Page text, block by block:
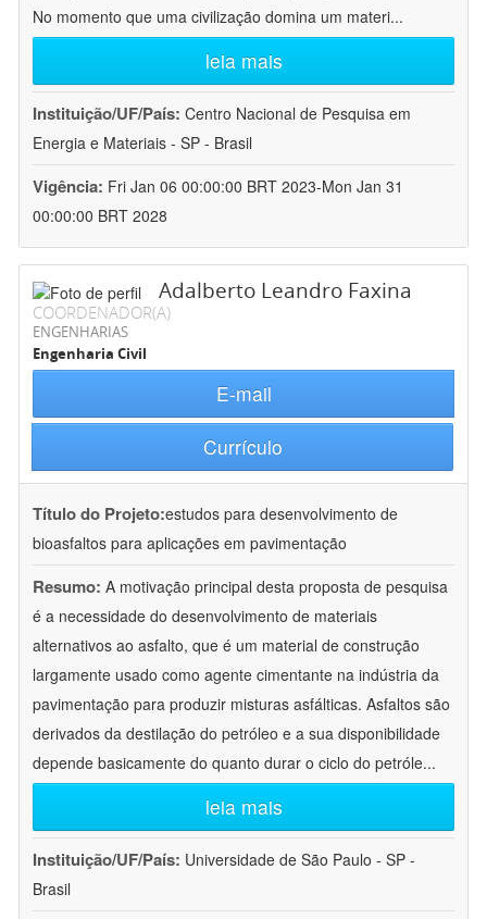
No momento que uma civilização domina um materi...
leia mais
Instituição/UF/País: Centro Nacional de Pesquisa em
Energia e Materiais - SP - Brasil
Vigência: Fri Jan 06 00:00:00 BRT 2023-Mon Jan 31
00:00:00 BRT 2028
Adalberto Leandro Faxina
COORDENADOR(A)
ENGENHARIAS
Engenharia Civil
E-mail
Currículo
Título do Projeto:estudos para desenvolvimento de
bioasfaltos para aplicações em pavimentação
Resumo: A motivação principal desta proposta de pesquisa
é a necessidade do desenvolvimento de materiais
alternativos ao asfalto, que é um material de construção
largamente usado como agente cimentante na indústria da
pavimentação para produzir misturas asfálticas. Asfaltos são
derivados da destilação do petróleo e a sua disponibilidade
depende basicamente do quanto durar o ciclo do petróle...
leia mais
Instituição/UF/País: Universidade de São Paulo - SP -
Brasil